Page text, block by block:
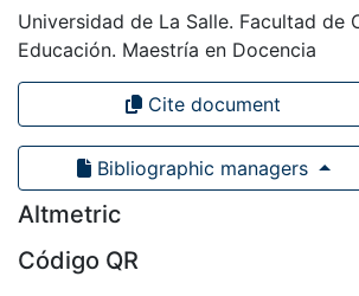
Universidad de La Salle. Facultad de
Educación. Maestría en Docencia
Cite document
Bibliographic managers
Altmetric
Código QR